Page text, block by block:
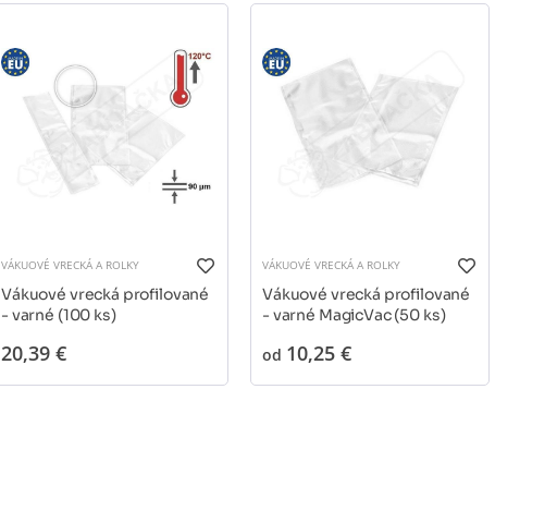
VÁKUOVÉ VRECKÁ A ROLKY
Vákuové vrecká profilované
- varné (100 ks)
20,39 €
VÁKUOVÉ VRECKÁ A ROLKY
Vákuové vrecká profilované
- varné MagicVac (50 ks)
od 10,25 €